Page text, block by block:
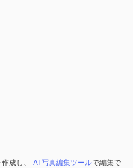
成し、 AI 写真編集ツールで編集で